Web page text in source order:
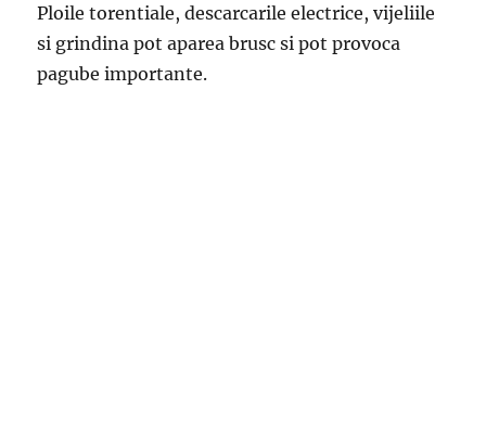
Ploile torentiale, descarcarile electrice, vijeliile
si grindina pot aparea brusc si pot provoca
pagube importante.